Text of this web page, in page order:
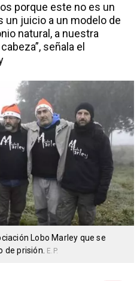
porque este no es un
un juicio a un modelo de
natural, a nuestra
señala el
Lobo Marley que se
de prisión.
E.P.